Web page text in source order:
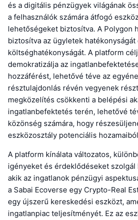
és a digitális pénzügyek világának
a felhasználók számára átfogó
lehetőségeket biztosítva. A Polygon
biztosítva az ügyletek hatékonyságát
költséghatékonyságát. A platform
demokratizálja az
hozzáférést, lehetővé téve az
résztulajdonlás révén vegyenek
megközelítés csökkenti a belépési
ingatlanbefektetés terén, lehetővé
közönség számára, hogy
eszközosztály potenciális
A platform kínálata változatos,
igényeket és érdeklődéseket szolgál
akik az ingatlanok pénzügyi
a Sabai Ecoverse egy Crypto-Real
egy újszerű kereskedési eszközt,
ingatlanpiac teljesítményét. Ez az